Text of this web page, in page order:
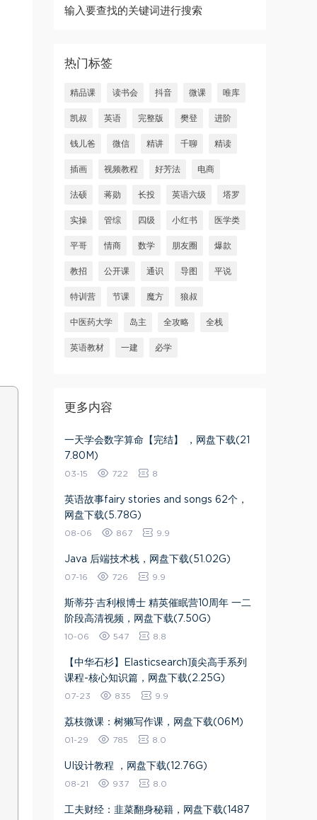
输入要查找的关键词进行搜索
热门标签
精品课 读书会 抖音 微课 唯库
凯叔 英语 完整版 樊登 进阶
钱儿爸 微信 精讲 千聊 精读
插画 视频教程 好芳法 电商
法硕 蒋勋 长投 英语六级 塔罗
实操 管综 四级 小红书 医学类
平哥 情商 数学 朋友圈 爆款
教招 公开课 通识 导图 平说
特训营 节课 魔方 狼叔
中医药大学 岛主 全攻略 全栈
英语教材 一建 必学
更多内容
一天学会数字算命【完结】 ，网盘下载(21
7.80M)
03-15 722 8
英语故事fairy stories and songs 62个，
网盘下载(5.78G)
08-06 867 9.9
Java 后端技术栈，网盘下载(51.02G)
07-16 726 9.9
斯蒂芬·吉利根博士 精英催眠营10周年 一二
阶段高清视频​，网盘下载(7.50G)
10-06 547 8.8
【中华石杉】Elasticsearch顶尖高手系列
课程-核心知识篇，网盘下载(2.25G)
07-23 835 9.9
荔枝微课：树獭写作课，网盘下载(06M)
01-29 785 8.0
UI设计教程 ，网盘下载(12.76G)
08-21 937 8.0
工夫财经：韭菜翻身秘籍，网盘下载(1487